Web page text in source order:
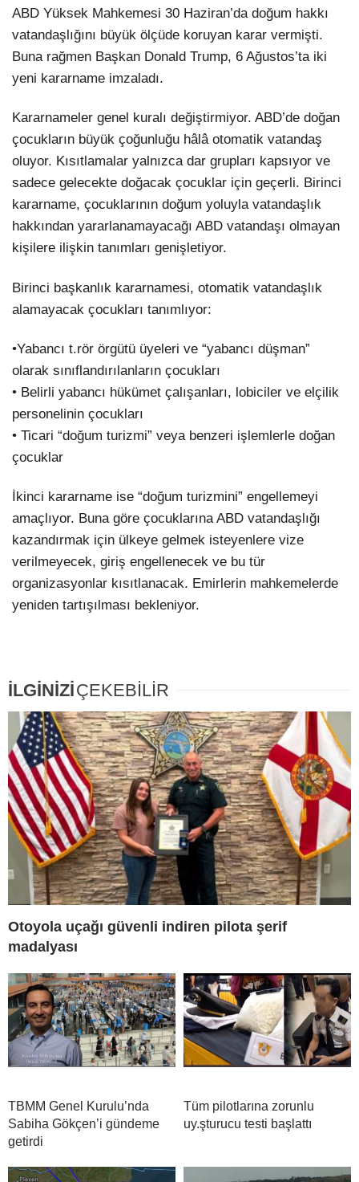
ABD Yüksek Mahkemesi 30 Haziran’da doğum hakkı
vatandaşlığını büyük ölçüde koruyan karar vermişti.
Buna rağmen Başkan Donald Trump, 6 Ağustos’ta iki
yeni kararname imzaladı.
Kararnameler genel kuralı değiştirmiyor. ABD’de doğan
çocukların büyük çoğunluğu hâlâ otomatik vatandaş
oluyor. Kısıtlamalar yalnızca dar grupları kapsıyor ve
sadece gelecekte doğacak çocuklar için geçerli. Birinci
kararname, çocuklarının doğum yoluyla vatandaşlık
hakkından yararlanamayacağı ABD vatandaşı olmayan
kişilere ilişkin tanımları genişletiyor.
Birinci başkanlık kararnamesi, otomatik vatandaşlık
alamayacak çocukları tanımlıyor:
•Yabancı t.rör örgütü üyeleri ve “yabancı düşman”
olarak sınıflandırılanların çocukları
• Belirli yabancı hükümet çalışanları, lobiciler ve elçilik
personelinin çocukları
• Ticari “doğum turizmi” veya benzeri işlemlerle doğan
çocuklar
İkinci kararname ise “doğum turizmini” engellemeyi
amaçlıyor. Buna göre çocuklarına ABD vatandaşlığı
kazandırmak için ülkeye gelmek isteyenlere vize
verilmeyecek, giriş engellenecek ve bu tür
organizasyonlar kısıtlanacak. Emirlerin mahkemelerde
yeniden tartışılması bekleniyor.
İLGİNİZİÇEKEBİLİR
Otoyola uçağı güvenli indiren pilota şerif
madalyası
TBMM Genel Kurulu’nda
Sabiha Gökçen’i gündeme
getirdi
Tüm pilotlarına zorunlu
uy.şturucu testi başlattı